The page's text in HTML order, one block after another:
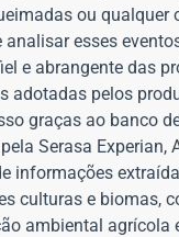
ou qualquer
analisar esses
e abrangente das
adotadas pelos
graças ao banco
Serasa Experian,
informações
culturas e biomas,
ambiental agrícola